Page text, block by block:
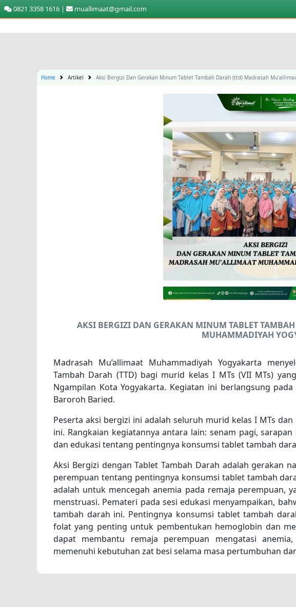
0821 3358 1616 | muallimaat@gmail.com
Home Artikel Aksi Bergizi Dan Gerakan Minum Tablet Tambah Darah (ttd) Madrasah
AKSI BERGIZI DAN GERAKAN MINUM TABLET
MUHAMMADIYAH
Madrasah Mu’allimaat Muhammadiyah Yogyakarta
Tambah Darah (TTD) bagi murid kelas I MTs (VII MTs)
Ngampilan Kota Yogyakarta. Kegiatan ini berlangsung
Baroroh Baried.
Peserta aksi bergizi ini adalah seluruh murid kelas I MTs
ini. Rangkaian kegiatannya antara lain: senam pagi,
dan edukasi tentang pentingnya konsumsi tablet tambah
Aksi Bergizi dengan Tablet Tambah Darah adalah gerakan
perempuan tentang pentingnya konsumsi tablet tambah
adalah untuk mencegah anemia pada remaja perempuan,
menstruasi. Pemateri pada sesi edukasi menyampaikan,
tambah darah ini. Pentingnya konsumsi tablet tambah
folat yang penting untuk pembentukan hemoglobin dan
dapat membantu remaja perempuan mengatasi
memenuhi kebutuhan zat besi selama masa pertumbuhan